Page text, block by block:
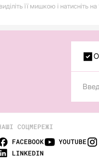
її мишкою і натисніть
СОЦМЕРЕЖІ
FACEBOOK
YOUTUBE
LINKEDIN